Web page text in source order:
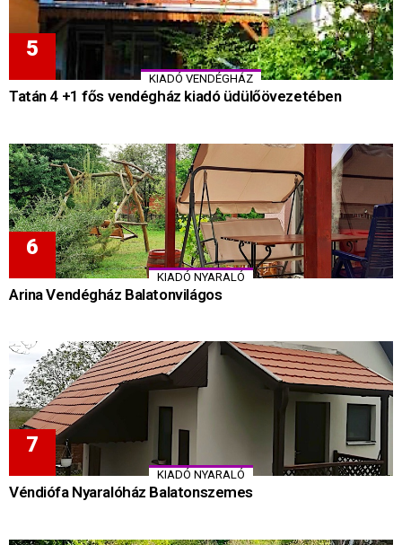
KIADÓ VENDÉGHÁZ
Tatán 4 +1 fős vendégház kiadó üdülőövezetében
KIADÓ NYARALÓ
Arina Vendégház Balatonvilágos
KIADÓ NYARALÓ
Véndiófa Nyaralóház Balatonszemes